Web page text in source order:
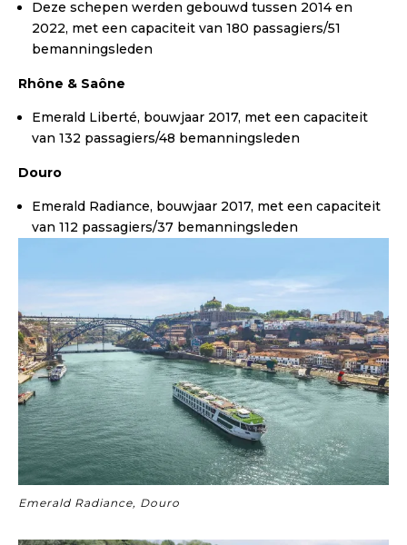
Deze schepen werden gebouwd tussen 2014 en
2022, met een capaciteit van 180 passagiers/51
bemanningsleden
Rhône & Saône
Emerald Liberté, bouwjaar 2017, met een capaciteit
van 132 passagiers/48 bemanningsleden
Douro
Emerald Radiance, bouwjaar 2017, met een capaciteit
van 112 passagiers/37 bemanningsleden
Emerald Radiance, Douro